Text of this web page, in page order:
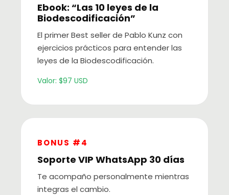
Ebook: “Las 10 leyes de la
Biodescodificación”
El primer Best seller de Pablo Kunz con
ejercicios prácticos para entender las
leyes de la Biodescodificación.
Valor: $97 USD
BONUS #4
Soporte VIP WhatsApp 30 días
Te acompaño personalmente mientras
integras el cambio.